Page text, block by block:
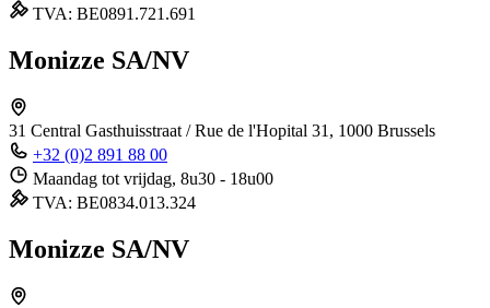
TVA: BE0891.721.691
Monizze SA/NV
31 Central Gasthuisstraat / Rue de l'Hopital 31, 1000 Brussels
+32 (0)2 891 88 00
Maandag tot vrijdag, 8u30 - 18u00
TVA: BE0834.013.324
Monizze SA/NV